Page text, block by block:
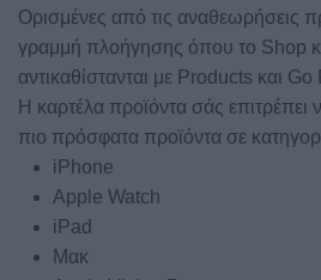
Ορισμένες από τις αναθεωρήσεις
γραμμή πλοήγησης όπου το Shop
αντικαθίστανται με Products και Go
Η καρτέλα προϊόντα σάς επιτρέπει
πιο πρόσφατα προϊόντα σε
iPhone
Apple Watch
iPad
Μακ